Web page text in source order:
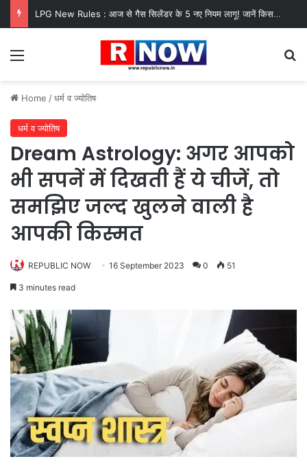
LPG New Rules : आज से गैस सिलेंडर के 5 नए नियम लागू! जानें किसका कटेगा कनेक्शन, कितने दिन बाद होगी बुकिंग?
Menu
Home /धर्म व ज्योतिष
धर्म व ज्योतिष
Dream Astrology: अगर आपको
भी सपनें में दिखती हैं ये चीजें, तो
समझिए जल्द खुलने वाली है
आपकी किस्मत
REPUBLIC NOW 16 September 2023 0 51
3 minutes read